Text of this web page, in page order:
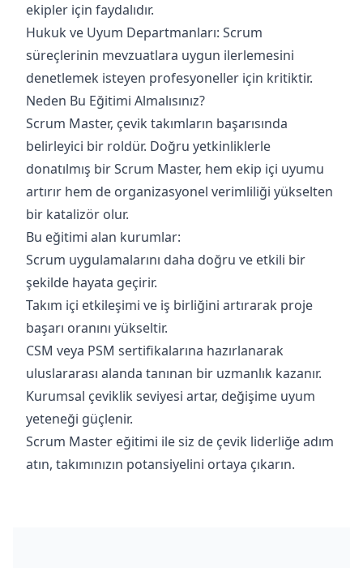
ekipler için faydalıdır.
Hukuk ve Uyum Departmanları: Scrum
süreçlerinin mevzuatlara uygun ilerlemesini
denetlemek isteyen profesyoneller için kritiktir.
Neden Bu Eğitimi Almalısınız?
Scrum Master, çevik takımların başarısında
belirleyici bir roldür. Doğru yetkinliklerle
donatılmış bir Scrum Master, hem ekip içi uyumu
artırır hem de organizasyonel verimliliği yükselten
bir katalizör olur.
Bu eğitimi alan kurumlar:
Scrum uygulamalarını daha doğru ve etkili bir
şekilde hayata geçirir.
Takım içi etkileşimi ve iş birliğini artırarak proje
başarı oranını yükseltir.
CSM veya PSM sertifikalarına hazırlanarak
uluslararası alanda tanınan bir uzmanlık kazanır.
Kurumsal çeviklik seviyesi artar, değişime uyum
yeteneği güçlenir.
Scrum Master eğitimi ile siz de çevik liderliğe adım
atın, takımınızın potansiyelini ortaya çıkarın.